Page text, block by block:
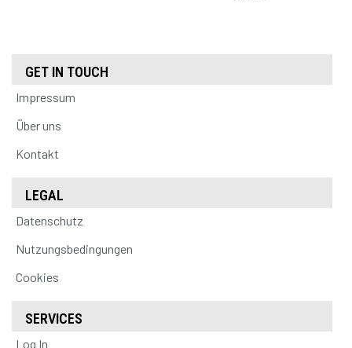
GET IN TOUCH
Impressum
Über uns
Kontakt
LEGAL
Datenschutz
Nutzungsbedingungen
Cookies
SERVICES
Log In